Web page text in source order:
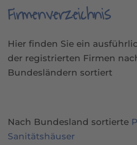
Firmenverzeichnis
Hier finden Sie ein
der registrierten Firmen
Bundesländern sortiert
Nach Bundesland sortierte
Sanitätshäuser